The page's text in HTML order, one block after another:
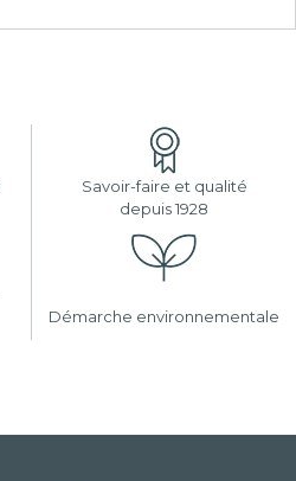
Savoir-faire et qualité
depuis 1928
Démarche environnementale